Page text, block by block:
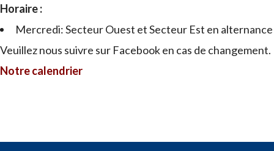
Horaire :
Mercredi: Secteur Ouest et Secteur Est en alternance
Veuillez nous suivre sur Facebook en cas de changement.
Notre calendrier